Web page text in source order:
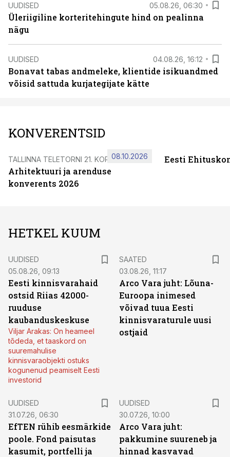
UUDISED 05.08.26, 06:30
Üleriigiline korteritehingute hind on pealinna
nägu
UUDISED 04.08.26, 16:12
Bonavat tabas andmeleke, klientide isikuandmed
võisid sattuda kurjategijate kätte
KONVERENTSID
TALLINNA TELETORNI 21. KORRUSEL
Arhitektuuri ja arenduse
konverents 2026
08.10.2026 Eesti
HETKEL KUUM
UUDISED
05.08.26, 09:13
Eesti kinnisvarahaid
ostsid Riias 42000-
ruuduse
kaubanduskeskuse
Viljar Arakas: On heameel
tõdeda, et taaskord on
suuremahulise
kinnisvaraobjekti ostuks
kogunenud peamiselt Eesti
investorid
SAATED
03.08.26, 11:17
Arco Vara juht: Lõuna-
Euroopa inimesed
võivad tuua Eesti
kinnisvaraturule uusi
ostjaid
UUDISED
31.07.26, 06:30
EfTEN rühib eesmärkide
poole. Fond paisutas
kasumit, portfelli ja
UUDISED
30.07.26, 10:00
Arco Vara juht:
pakkumine suureneb ja
hinnad kasvavad